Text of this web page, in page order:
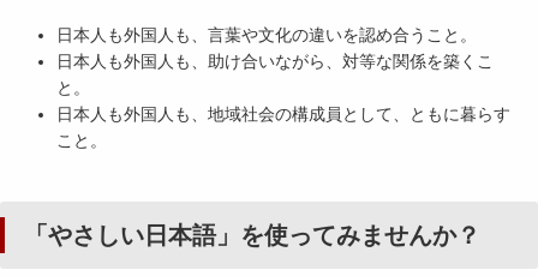
日本人も外国人も、言葉や文化の違いを認め合うこと。
日本人も外国人も、助け合いながら、対等な関係を築くこ
と。
日本人も外国人も、地域社会の構成員として、ともに暮らす
こと。
「やさしい日本語」を使ってみませんか？